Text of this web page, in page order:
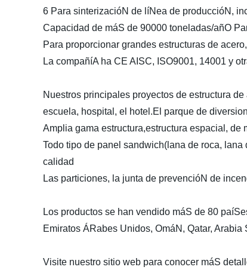
6 Para sinterizacióN de líNea de produccióN,
Capacidad de máS de 90000 toneladas/añO
Para proporcionar grandes estructuras de
La compañíA ha CE AISC, ISO9001, 14001 y
Nuestros principales proyectos de estructura
escuela, hospital, el hotel.El parque de
Amplia gama estructura,estructura espacial,
Todo tipo de panel sandwich(lana de roca,
calidad
Las particiones, la junta de prevencióN de
Los productos se han vendido máS de 80
Emiratos ÁRabes Unidos, OmáN, Qatar,
Visite nuestro sitio web para conocer máS